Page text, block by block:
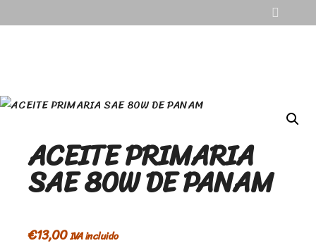
ACEITE PRIMARIA
SAE 80W DE PANAM
€13,00IVA incluido